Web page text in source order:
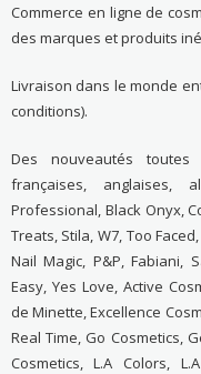
Commerce en ligne de
des marques et produits
Livraison dans le monde
conditions).
Des nouveautés
françaises, anglaises,
Professional, Black Onyx,
Treats, Stila, W7, Too
Nail Magic, P&P, Fabiani,
Easy, Yes Love, Active
de Minette, Excellence
Real Time, Go Cosmetics,
Cosmetics, L.A Colors,